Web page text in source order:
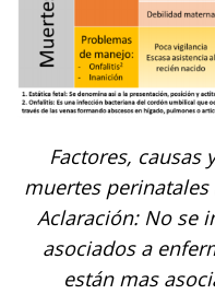
Factores, causas
muertes perinatales
Aclaración: No se
asociados a
están mas